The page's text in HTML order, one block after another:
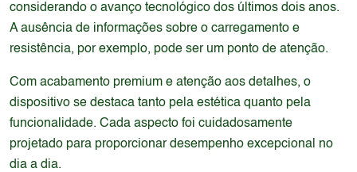
considerando o avanço tecnológico dos últimos dois anos.
A ausência de informações sobre o carregamento e
resistência, por exemplo, pode ser um ponto de atenção.
Com acabamento premium e atenção aos detalhes, o
dispositivo se destaca tanto pela estética quanto pela
funcionalidade. Cada aspecto foi cuidadosamente
projetado para proporcionar desempenho excepcional no
dia a dia.